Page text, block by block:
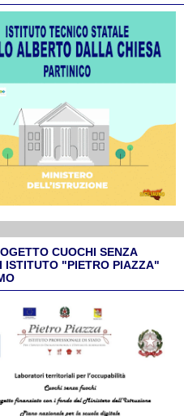
CUOCHI SENZA
ISTITUTO "PIETRO PIAZZA"